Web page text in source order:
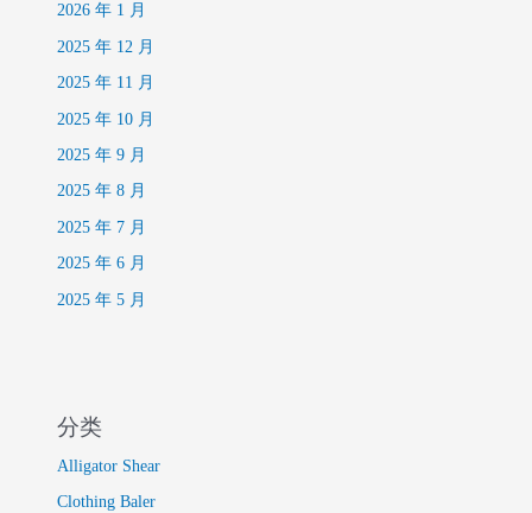
2026 年 1 月
2025 年 12 月
2025 年 11 月
2025 年 10 月
2025 年 9 月
2025 年 8 月
2025 年 7 月
2025 年 6 月
2025 年 5 月
分类
Alligator Shear
Clothing Baler